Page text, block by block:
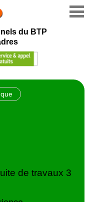
du BTP
de travaux 3